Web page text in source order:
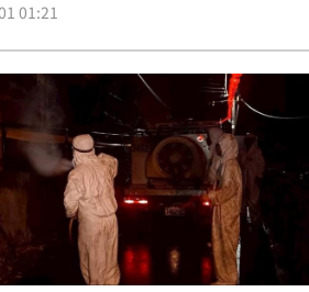
天進行飼主住家環境採樣。
01:21